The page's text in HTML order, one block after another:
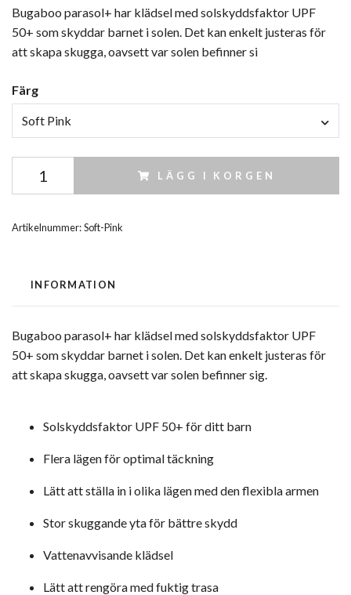
Bugaboo parasol+ har klädsel med solskyddsfaktor UPF
50+ som skyddar barnet i solen. Det kan enkelt justeras för
att skapa skugga, oavsett var solen befinner si
Färg
Soft Pink
LÄGG I KORGEN
Artikelnummer:Soft-Pink
INFORMATION
Bugaboo parasol+ har klädsel med solskyddsfaktor UPF
50+ som skyddar barnet i solen. Det kan enkelt justeras för
att skapa skugga, oavsett var solen befinner sig.
Solskyddsfaktor UPF 50+ för ditt barn
Flera lägen för optimal täckning
Lätt att ställa in i olika lägen med den flexibla armen
Stor skuggande yta för bättre skydd
Vattenavvisande klädsel
Lätt att rengöra med fuktig trasa